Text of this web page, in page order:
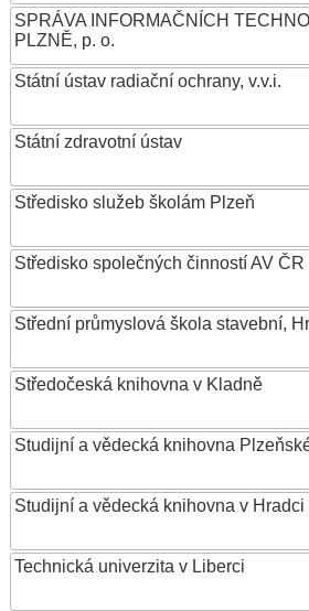
SPRÁVA INFORMAČNÍCH
PLZNĚ, p. o.
Státní ústav radiační ochrany, v.v.i.
Státní zdravotní ústav
Středisko služeb školám Plzeň
Středisko společných činností AV ČR
Střední průmyslová škola stavební,
Středočeská knihovna v Kladně
Studijní a vědecká knihovna
Studijní a vědecká knihovna v
Technická univerzita v Liberci